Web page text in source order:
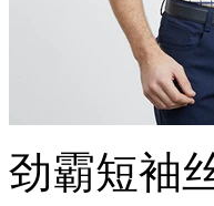
劲霸短袖